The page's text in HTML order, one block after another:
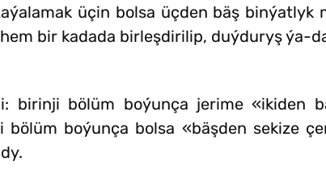
üçin bolsa üçden bäş binýatlyk
bir kadada birleşdirilip, duýduryş ýa-
birinji bölüm boýunça jerime «ikiden
boýunça bolsa «bäşden sekize